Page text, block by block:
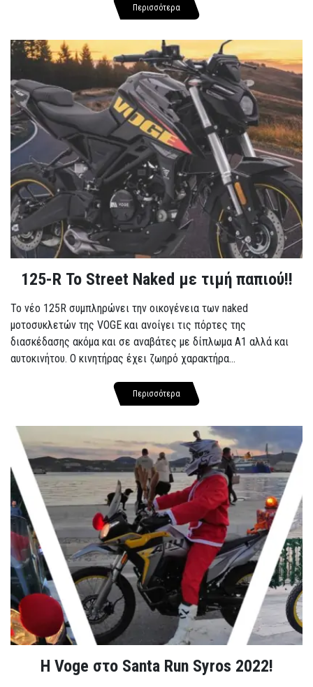
Περισσότερα
125-R Το Street Naked με τιμή παπιού!!
Το νέο 125R συμπληρώνει την οικογένεια των naked
μοτοσυκλετών της VOGE και ανοίγει τις πόρτες της
διασκέδασης ακόμα και σε αναβάτες με δίπλωμα A1 αλλά και
αυτοκινήτου. Ο κινητήρας έχει ζωηρό χαρακτήρα...
Περισσότερα
Η Voge στο Santa Run Syros 2022!